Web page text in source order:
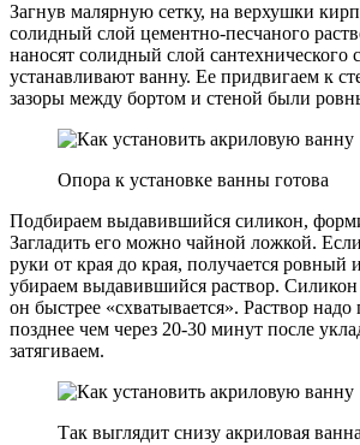
Загнув малярную сетку, на верхушки
солидный слой цементно-песчаного
наносят солидный слой сантехнического
устанавливают ванну. Ее придвигаем к
зазоры между бортом и стеной были
Опора к установке ванны готова
Подбираем выдавившийся силикон,
Загладить его можно чайной ложкой.
руки от края до края, получается ровный
убираем выдавившийся раствор.
он быстрее «схватывается». Раствор надо
позднее чем через 20-30 минут после
затягиваем.
Так выглядит снизу акриловая